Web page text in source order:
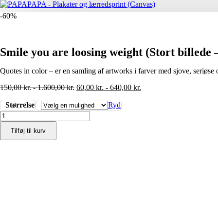
-60%
Smile you are loosing weight (Stort
Quotes in color – er en samling af artworks i farver med sjove,
150,00kr.-1.600,00kr. 60,00 kr. - 640,00 kr.
Størrelse
Ryd
Smile
you
loosing
Tilføj til kurv